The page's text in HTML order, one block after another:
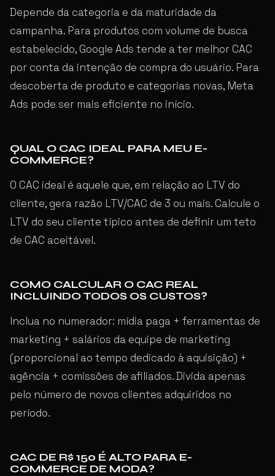
Depende da categoria e da maturidade da
campanha. Para produtos com volume de busca
estabelecido, Google Ads tende a ter melhor CAC
por conta da intenção de compra do usuário. Para
descoberta de produto e categorias novas, Meta
Ads pode ser mais eficiente no início.
QUAL O CAC IDEAL PARA MEU E-
COMMERCE?
O CAC ideal é aquele que, em relação ao LTV do
cliente, gera razão LTV/CAC de 3 ou mais. Calcule o
LTV do seu cliente típico antes de definir um teto
de CAC aceitável.
COMO CALCULAR O CAC REAL
INCLUINDO TODOS OS CUSTOS?
Inclua no numerador: mídia paga + ferramentas de
marketing + salários da equipe de marketing
(proporcional ao tempo dedicado à aquisição) +
agência + comissões de afiliados. Divida apenas
pelo número de novos clientes adquiridos no
período.
CAC DE R$ 150 É ALTO PARA E-
COMMERCE DE MODA?